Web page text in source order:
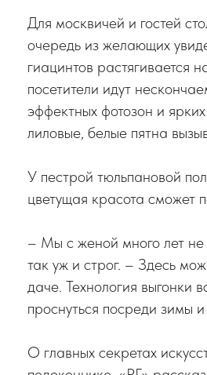
Для москвичей и гостей
очередь из желающих
гиацинтов растягивается
посетители идут
эффектных фотозон и
лиловые, белые пятна
У пестрой тюльпановой
цветущая красота сможет
– Мы с женой много лет не
так уж и строг. – Здесь
даче. Технология выгонки
проснуться посреди зимы
О главных секретах